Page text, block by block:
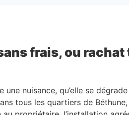
frais, ou rachat
nuisance, qu’elle se dégrade
tous les quartiers de